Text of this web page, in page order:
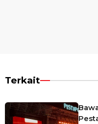
Terkait